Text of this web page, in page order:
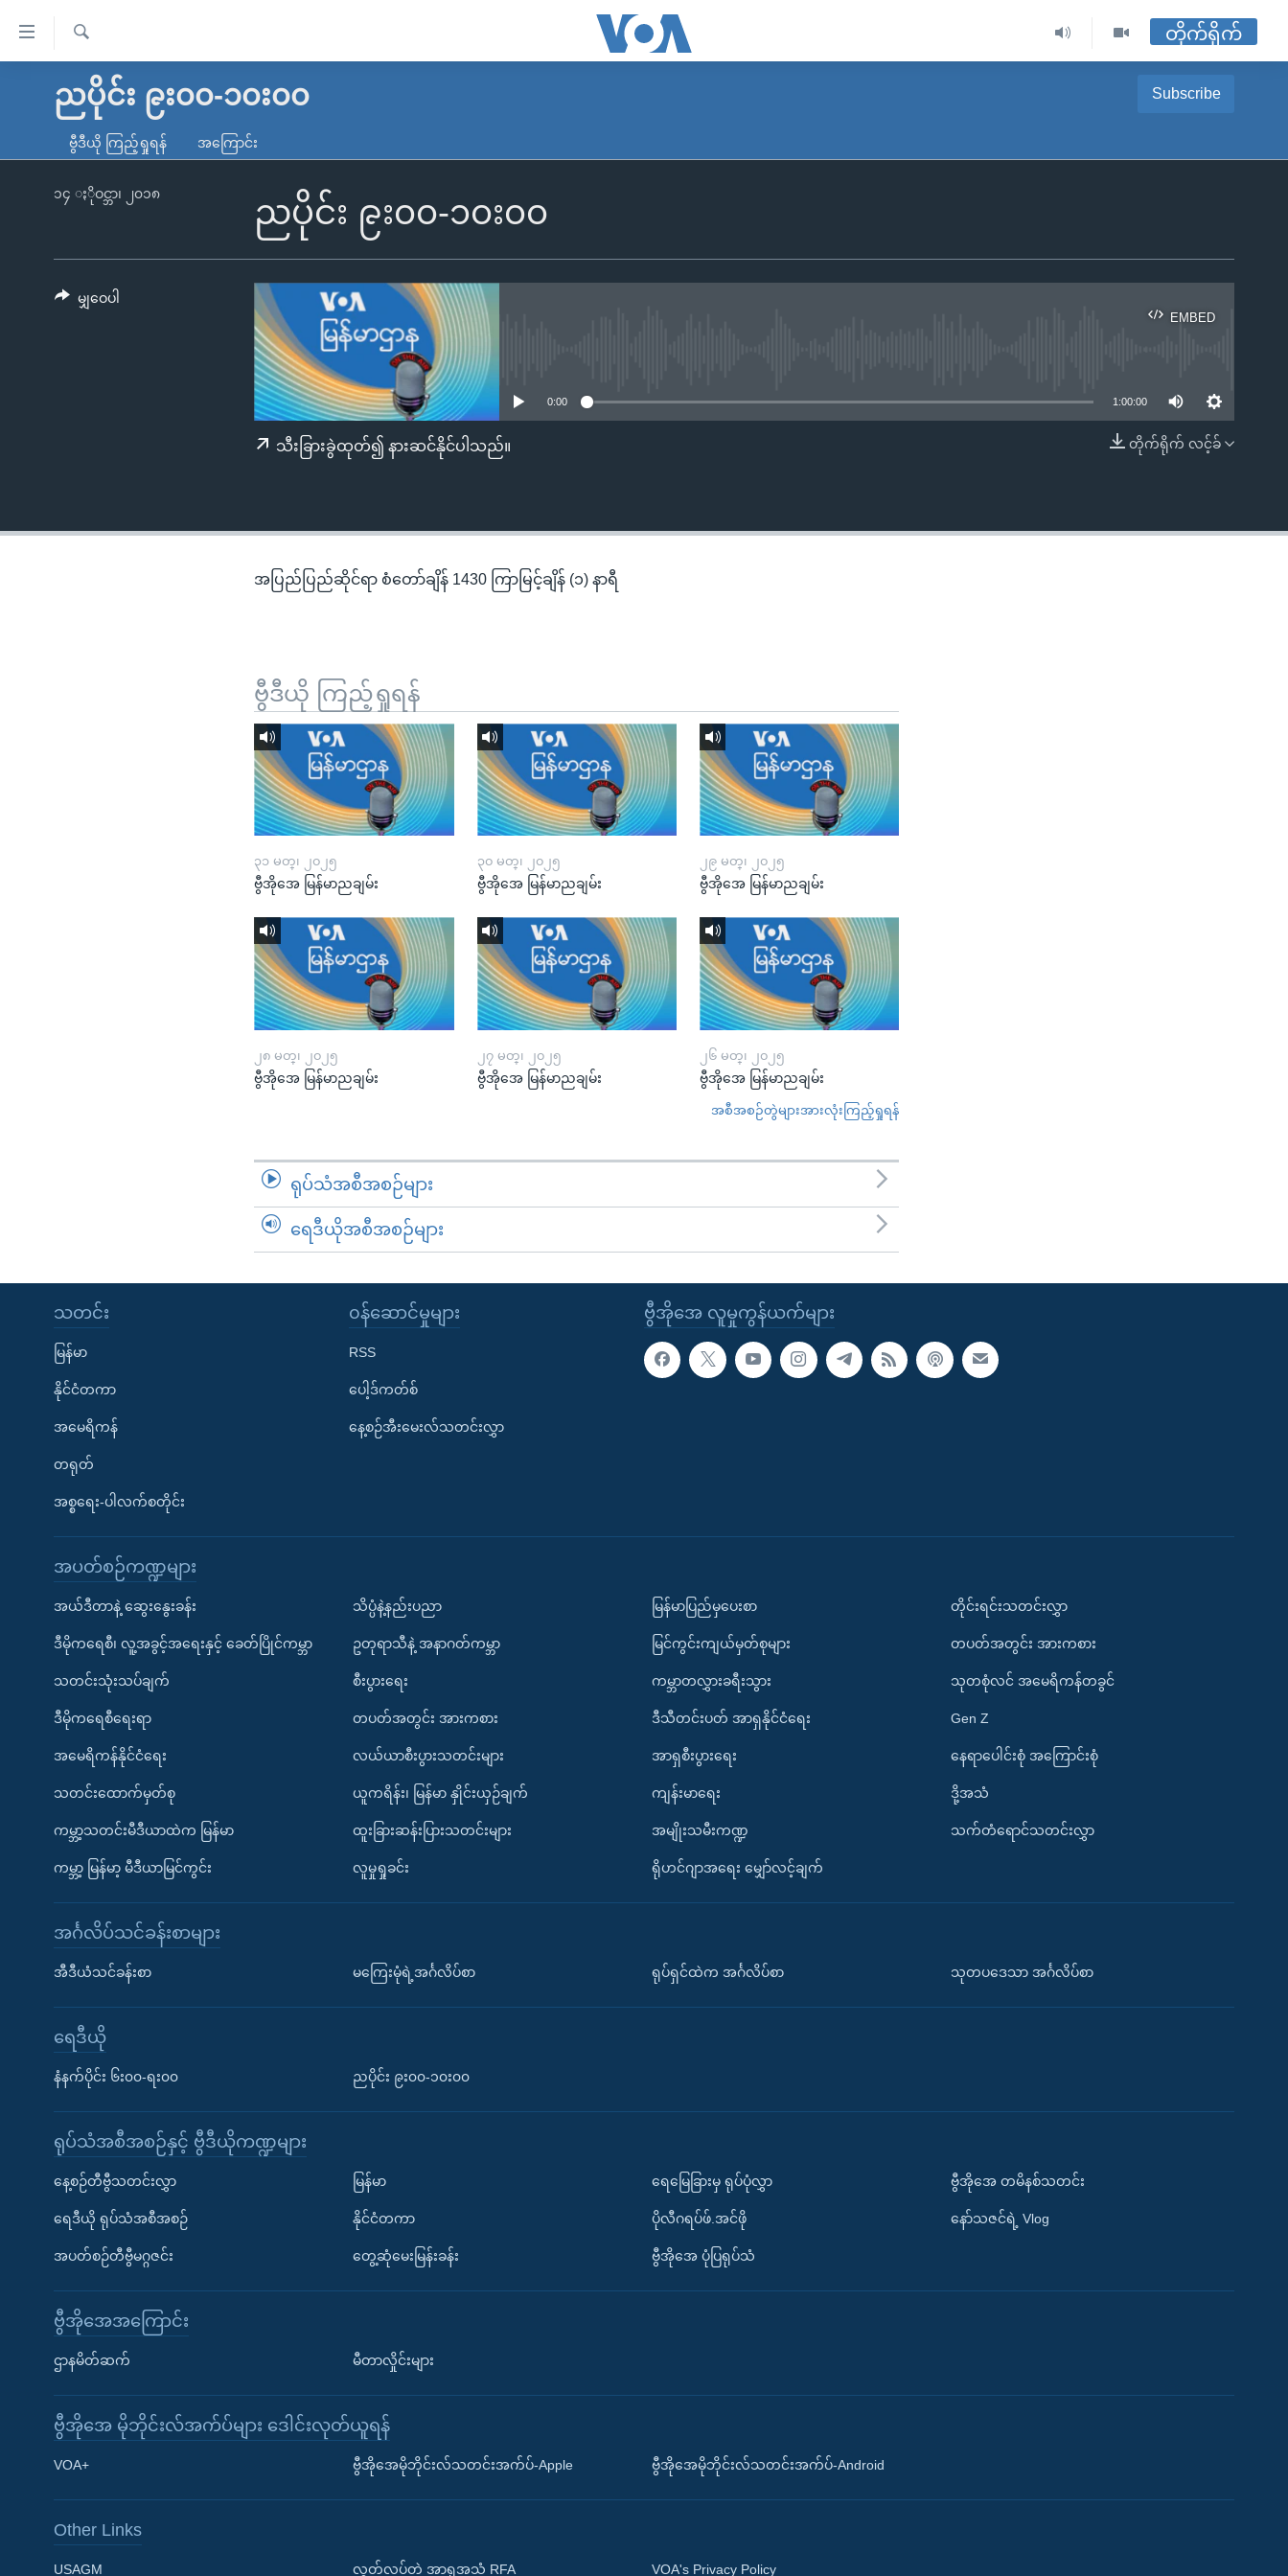
လွယ်ကူ
သည့်
ကျော်
မူလစာမျက်နှာ
ကမ္ဘာ့သတင်းများ
နိုင်ငံတကာ
တရုတ်
အစ္စရေး-ပါလက်စတိုင်း
ရပ်ဝန်းတခု လမ်းတခု အလွန်
အင်္ဂလိပ်စာလေ့လာမယ်
Learning English
ရ
လာ
တိုက်ရိုက်
ညပိုင်း ၉း၀၀-၁၀း၀၀ Subscribe
Spotify
ဗွီဒီယို ကြည့်ရှုရန် အကြောင်း
ညပိုင်း ၉း၀၀-၁၀း၀၀
၁၄ ႏိုဝင္ဘာ၊ ၂၀၁၈
EMBED
EMBED
0:00 1:00:00
တိုက်ရိုက် လင့်ခ်
သီးခြားခွဲထုတ်၍ နားဆင်နိုင်ပါသည်။
မျှဝေပါ
အပြည်ပြည်ဆိုင်ရာ စံတော်ချိန် 1430 ကြာမြင့်ချိန် (၁) နာရီ
ဗွီဒီယို ကြည့်ရှုရန်
၃၁ မတ္၊ ၂၀၂၅
ဗွီအိုအေ မြန်မာညချမ်း
၃၀ မတ္၊ ၂၀၂၅
ဗွီအိုအေ မြန်မာညချမ်း
၂၉ မတ္၊ ၂၀၂၅
ဗွီအိုအေ မြန်မာညချမ်း
၂၈ မတ္၊ ၂၀၂၅
ဗွီအိုအေ မြန်မာညချမ်း
၂၇ မတ္၊ ၂၀၂၅
ဗွီအိုအေ မြန်မာညချမ်း
၂၆ မတ္၊ ၂၀၂၅
ဗွီအိုအေ မြန်မာညချမ်း
အစီအစဉ်တွဲများအားလုံးကြည့်ရှုရန်
ရုပ်သံအစီအစဉ်များ
ရေဒီယိုအစီအစဉ်များ
ဗွီအိုအေ လူမှုကွန်ယက်များ
သတင်း
မြန်မာ
နိုင်ငံတကာ
အမေရိကန်
တရုတ်
အစ္စရေး-ပါလက်စတိုင်း
၀န်ဆောင်မှုများ
RSS
ပေါ့ဒ်ကတ်စ်
နေ့စဉ်အီးမေးလ်သတင်းလွှာ
အပတ်စဉ်ကဏ္ဍများ
အယ်ဒီတာနဲ့ ဆွေးနွေးခန်း
ဒီမိုကရေစီ၊ လူ့အခွင့်အရေးနှင့် ခေတ်ပြိုင်ကမ္ဘာ
သတင်းသုံးသပ်ချက်
ဒီမိုကရေစီရေးရာ
အမေရိကန်နိုင်ငံရေး
သတင်းထောက်မှတ်စု
ကမ္ဘာ့သတင်းမီဒီယာထဲက မြန်မာ
ကမ္ဘာ့ မြန်မာ့ မီဒီယာမြင်ကွင်း
သိပ္ပံနဲ့နည်းပညာ
ဥတုရာသီနဲ့ အနာဂတ်ကမ္ဘာ
စီးပွားရေး
တပတ်အတွင်း အားကစား
လယ်ယာစီးပွားသတင်းများ
ယူကရိန်း၊ မြန်မာ နှိုင်းယှဉ်ချက်
ထူးခြားဆန်းပြားသတင်းများ
လူမှုရှုခင်း
မြန်မာပြည်မှပေးစာ
မြင်ကွင်းကျယ်မှတ်စုများ
ကမ္ဘာတလွှားခရီးသွား
ဒီသီတင်းပတ် အာရှနိုင်ငံရေး
အာရှစီးပွားရေး
ကျန်းမာရေး
အမျိုးသမီးကဏ္ဍ
ရိုဟင်ဂျာအရေး မျှော်လင့်ချက်
တိုင်းရင်းသတင်းလွှာ
တပတ်အတွင်း အားကစား
သုတစုံလင် အမေရိကန်တခွင်
Gen Z
နေရာပေါင်းစုံ အကြောင်းစုံ
ဒို့အသံ
သက်တံရောင်သတင်းလွှာ
အင်္ဂလိပ်သင်ခန်းစာများ
အီဒီယံသင်ခန်းစာ မကြေးမုံရဲ့အင်္ဂလိပ်စာ ရုပ်ရှင်ထဲက အင်္ဂလိပ်စာ သုတပဒေသာ အင်္ဂလိပ်စာ
ရေဒီယို
နံနက်ပိုင်း ၆း၀၀-ရး၀၀ ညပိုင်း ၉း၀၀-၁၀း၀၀
ရုပ်သံအစီအစဉ်နှင့် ဗွီဒီယိုကဏ္ဍများ
နေ့စဉ်တီဗွီသတင်းလွှာ
ရေဒီယို ရုပ်သံအစီအစဉ်
အပတ်စဉ်တီဗွီမဂ္ဂဇင်း
မြန်မာ
နိုင်ငံတကာ
တွေ့ဆုံမေးမြန်းခန်း
ရေမြေခြားမှ ရုပ်ပုံလွှာ
ပိုလီဂရပ်ဖ်.အင်ဖို
ဗွီအိုအေ ပုံပြရုပ်သံ
ဗွီအိုအေ တမိနစ်သတင်း
နော်သဇင်ရဲ့ Vlog
ဗွီအိုအေအကြောင်း
ဌာနမိတ်ဆက် မီတာလှိုင်းများ
ဗွီအိုအေ မိုဘိုင်းလ်အက်ပ်များ ဒေါင်းလုတ်ယူရန်
VOA+ ဗွီအိုအေမိုဘိုင်းလ်သတင်းအက်ပ်-Apple ဗွီအိုအေမိုဘိုင်းလ်သတင်းအက်ပ်-Android
Other Links
USAGM လွတ်လပ်တဲ့ အာရှအသံ RFA VOA's Privacy Policy